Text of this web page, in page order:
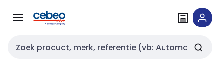
naar
naar
Zoekveld invoer